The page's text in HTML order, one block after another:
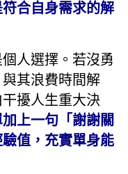
合自身需求的解
人選擇。若沒勇
其浪費時間解
擾人生重大決
上一句「謝謝關
值，充實單身能